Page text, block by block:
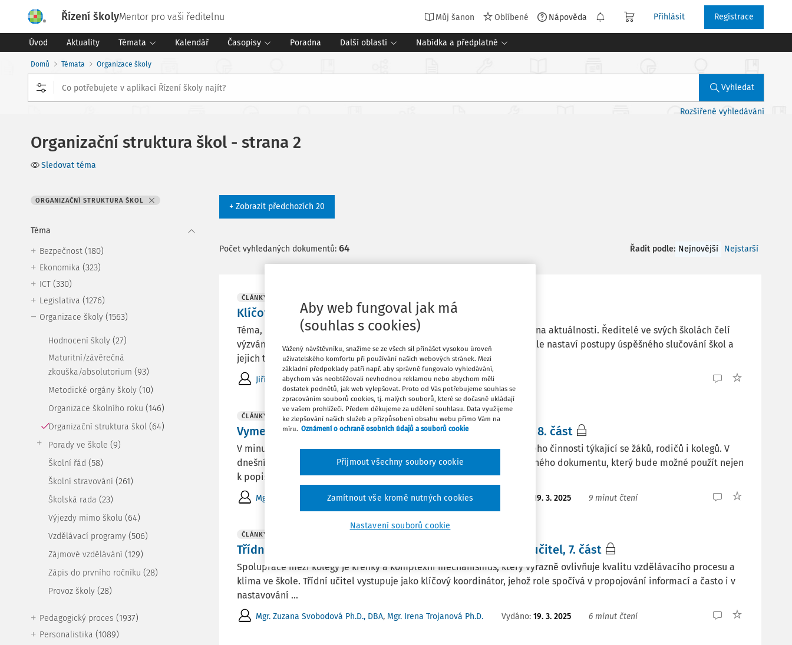
Řízení školyMentor pro vaši ředitelnu Můj šanon Oblíbené Nápověda Přihlásit Registrace
Úvod Aktuality Témata Kalendář Časopisy Poradna Další oblasti Nabídka a předplatné
Domů Témata Organizace školy
Vyhledat
Rozšířené vyhledávání
Organizační struktura škol - strana 2
Sledovat téma
ORGANIZAČNÍ STRUKTURA ŠKOL
Téma
Bezpečnost (180)
Ekonomika (323)
ICT (330)
Legislativa (1276)
Organizace školy (1563)
Hodnocení školy (27)
Maturitní/závěrečná
zkouška/absolutorium (93)
Metodické orgány školy (10)
Organizace školního roku (146)
Organizační struktura škol (64)
Porady ve škole (9)
Školní řád (58)
Školní stravování (261)
Školská rada (23)
Výjezdy mimo školu (64)
Vzdělávací programy (506)
Zájmové vzdělávání (129)
Zápis do prvního ročníku (28)
Provoz školy (28)
Pedagogický proces (1937)
Personalistika (1089)
+ Zobrazit předchozích 20
Počet vyhledaných dokumentů: 64 Řadit podle: Nejnovější Nejstarší
ČLÁNKY
Klíčové faktory úspěšného slučování škol
Téma, se kterým se setkáváme už delší dobu, začalo nedávno nabírat na aktuálnosti. Ředitelé ve svých školách čelí
výzvám a je jen na nich a jejich zástupcích, jakým způsobem a jak rychle nastaví postupy úspěšného slučování škol a
jejich týmů. V tomto ...
Jiří Bréda Vydáno:21. 4. 2025 7 minut čtení
ČLÁNKY
Vymezení činností třídního učitele - Seriál Třídní učitel 8. část
V minulých částech našeho seriálu o třídním učiteli jsme popisovali jeho činnosti týkající se žáků, rodičů i kolegů. V
dnešní části si ukážeme, jak si jednotlivé činnosti sestavit do přehledného dokumentu, který bude možné použít nejen
k popisu aktivit ...
Mgr. Zuzana Svobodová Ph.D., DBA ,Mgr. Irena Trojanová Ph.D. 19. 3. 2025 9 minut čtení
ČLÁNKY
Třídní učitel a ostatní zaměstnanci školy. Seriál Třídní učitel, 7. část
Spolupráce mezi kolegy je křehký a komplexní mechanismus, který výrazně ovlivňuje kvalitu vzdělávacího procesu a
klima ve škole. Třídní učitel vystupuje jako klíčový koordinátor, jehož role spočívá v propojování informací a často i v
nastavování ...
Mgr. Zuzana Svobodová Ph.D., DBA, Mgr. Irena Trojanová Ph.D. Vydáno: 19. 3. 2025 6 minut čtení
Aby web fungoval jak má
(souhlas s cookies)
Vážený návštěvníku, snažíme se ze všech sil přinášet vysokou úroveň
uživatelského komfortu při používání našich webových stránek. Mezi
základní předpoklady patří např. aby správně fungovalo vyhledávání,
abychom vás neobtěžovali nevhodnou reklamou nebo abychom měli
dostatek podnětů, jak web vylepšovat. Proto od Vás potřebujeme souhlas se
zpracováním souborů cookies, tj. malých souborů, které se dočasně ukládají
ve vašem prohlížeči. Předem děkujeme za udělení souhlasu. Data využijeme
ke zlepšování našich služeb a přizpůsobení obsahu webu přímo Vám na
míru. Oznámení o ochraně osobních údajů a souborů cookie
Nastavení souborů cookie
Zamítnout vše kromě nutných cookies
Přijmout všechny soubory cookie